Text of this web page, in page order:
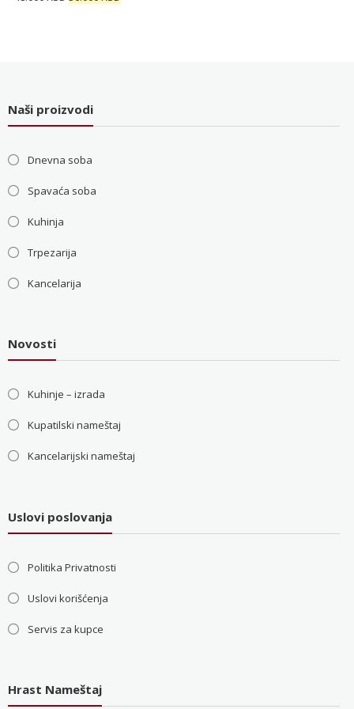
Naši proizvodi
Dnevna soba
Spavaća soba
Kuhinja
Trpezarija
Kancelarija
Novosti
Kuhinje – izrada
Kupatilski nameštaj
Kancelarijski nameštaj
Uslovi poslovanja
Politika Privatnosti
Uslovi korišćenja
Servis za kupce
Hrast Nameštaj